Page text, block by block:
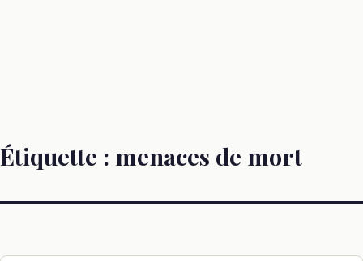
Étiquette : menaces de mort